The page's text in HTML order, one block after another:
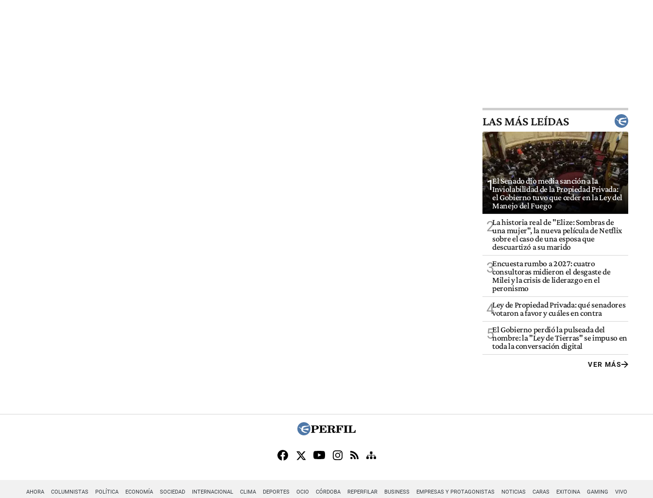
LAS MÁS LEÍDAS
1El Senado dio media sanción a la
Inviolabilidad de la Propiedad Privada:
el Gobierno tuvo que ceder en la Ley del
Manejo del Fuego
2La historia real de "Elize: Sombras de
una mujer", la nueva película de Netflix
sobre el caso de una esposa que
descuartizó a su marido
3Encuesta rumbo a 2027: cuatro
consultoras midieron el desgaste de
Milei y la crisis de liderazgo en el
peronismo
4Ley de Propiedad Privada: qué senadores
votaron a favor y cuáles en contra
5El Gobierno perdió la pulseada del
nombre: la "Ley de Tierras" se impuso en
toda la conversación digital
VER MÁS
AHORA COLUMNISTAS POLÍTICA ECONOMÍA SOCIEDAD INTERNACIONAL CLIMA DEPORTES OCIO CÓRDOBA REPERFILAR BUSINESS EMPRESAS Y PROTAGONISTAS NOTICIAS CARAS EXITOINA GAMING VIVO